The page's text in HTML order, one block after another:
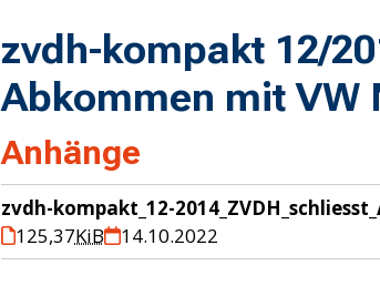
zvdh-kompakt 12/
Abkommen mit VW
Anhänge
zvdh-kompakt_12-
125,37KiB 14.10.2022